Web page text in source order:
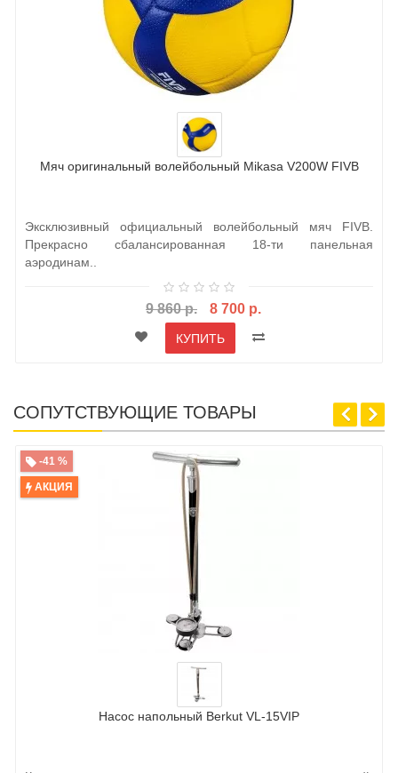
Мяч оригинальный волейбольный Mikasa V200W FIVB
Эксклюзивный официальный волейбольный мяч FIVB.
Прекрасно сбалансированная 18-ти панельная
аэродинам..
9 860 р. 8 700 р.
КУПИТЬ
СОПУТСТВУЮЩИЕ ТОВАРЫ
-41 %
АКЦИЯ
Насос напольный Berkut VL-15VIP